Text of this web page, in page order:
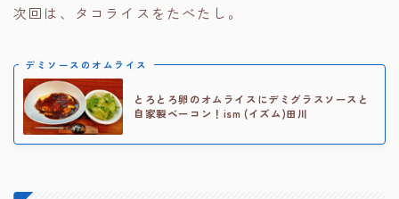
次回は、タコライスをたべたし。
デミソースのオムライス
とろとろ卵のオムライスにデミグラスソースと
自家製ベーコン！ism (イズム)田川